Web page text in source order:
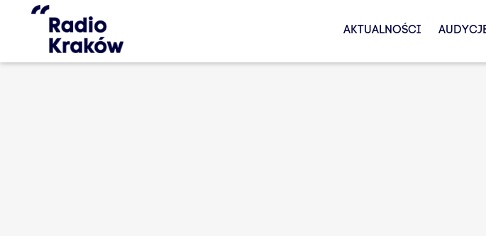
AKTUALNOŚCI